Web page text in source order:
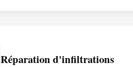
Réparation d'infiltrations